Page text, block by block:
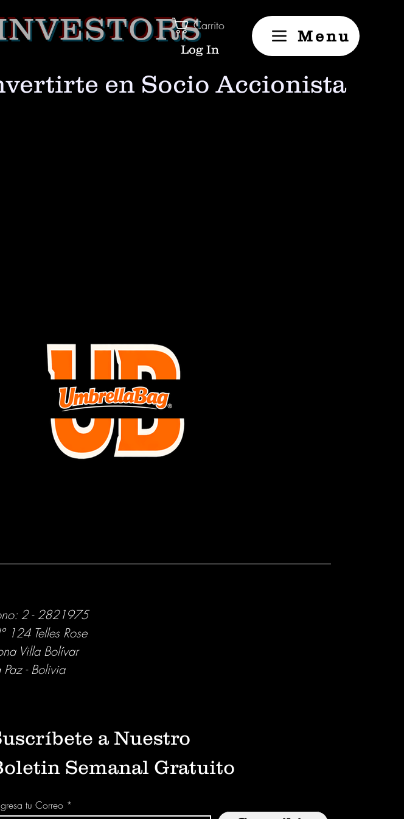
Carrito
Log In
Menu
en Socio Accionista
2 - 2821975
124 Telles Rose
Villa Bolívar
Paz - Bolivia
a Nuestro
Semanal Gratuito
tu Correo